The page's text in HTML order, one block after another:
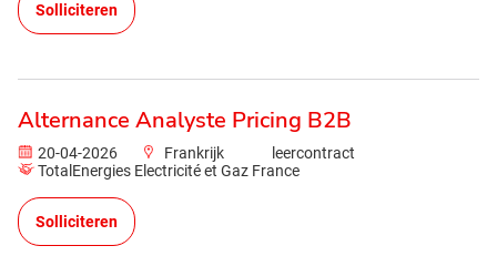
Solliciteren
Alternance Analyste Pricing B2B
20-04-2026 Frankrijk
leercontract
TotalEnergies Electricité et Gaz France
Solliciteren